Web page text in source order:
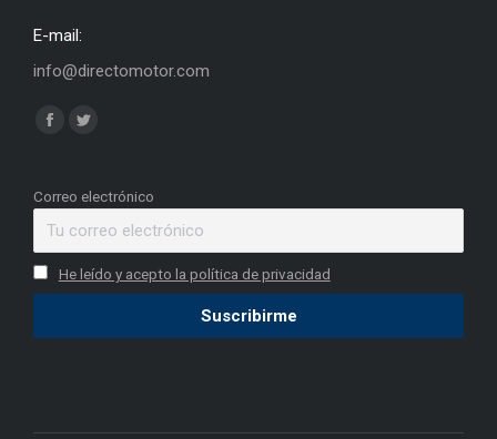
E-mail:
info@directomotor.com
Find us on:
Facebook
opens
window
Twitter
opens
window
Correo electrónico
He leído y acepto la política de privacidad